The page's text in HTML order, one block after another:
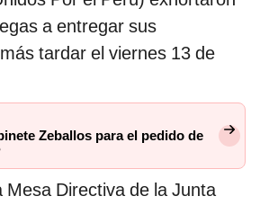
a entregar sus
tardar el viernes 13 de
Zeballos para el pedido de
Mesa Directiva de la Junta